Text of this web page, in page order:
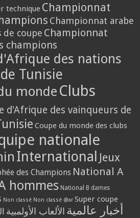
technique Championnat
Championnat arabe
de coupe Championnat
champions
des nations
Tunisie
monde Clubs
d'Afrique des vainqueurs de
Coupe du monde des clubs
nationale
International Jeux
des Champions National A
hommes National B dames
Non classé Non classé @ar Super coupe
أخبار عالمية الألعاب الأولمبية